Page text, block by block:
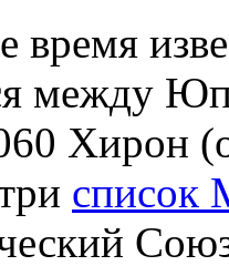
время
между
Хирон
список
Союз